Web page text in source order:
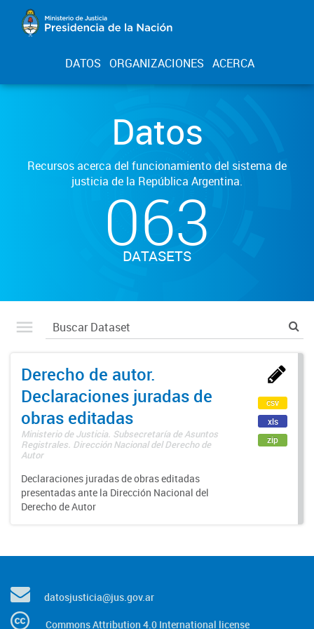
DATOS ORGANIZACIONES ACERCA
Datos
Recursos acerca del funcionamiento del sistema de
justicia de la República Argentina.
063
DATASETS
Derecho de autor.
Declaraciones juradas de
obras editadas
Ministerio de Justicia. Subsecretaría de Asuntos
Registrales. Dirección Nacional del Derecho de
Autor
Declaraciones juradas de obras editadas
presentadas ante la Dirección Nacional del
Derecho de Autor
csv
xls
zip
datosjusticia@jus.gov.ar
Commons Attribution 4.0 International license